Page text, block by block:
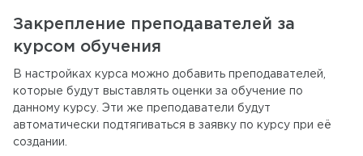
Закрепление преподавателей за
курсом обучения
В настройках курса можно добавить преподавателей,
которые будут выставлять оценки за обучение по
данному курсу. Эти же преподаватели будут
автоматически подтягиваться в заявку по курсу при её
создании.